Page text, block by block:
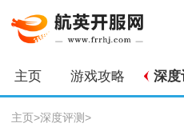
主页 游戏攻略 深度
主页>深度评测>